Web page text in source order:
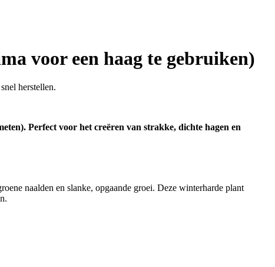
voor een haag te gebruiken)
herstellen.
Perfect voor het creëren van strakke, dichte hagen en
naalden en slanke, opgaande groei. Deze winterharde plant